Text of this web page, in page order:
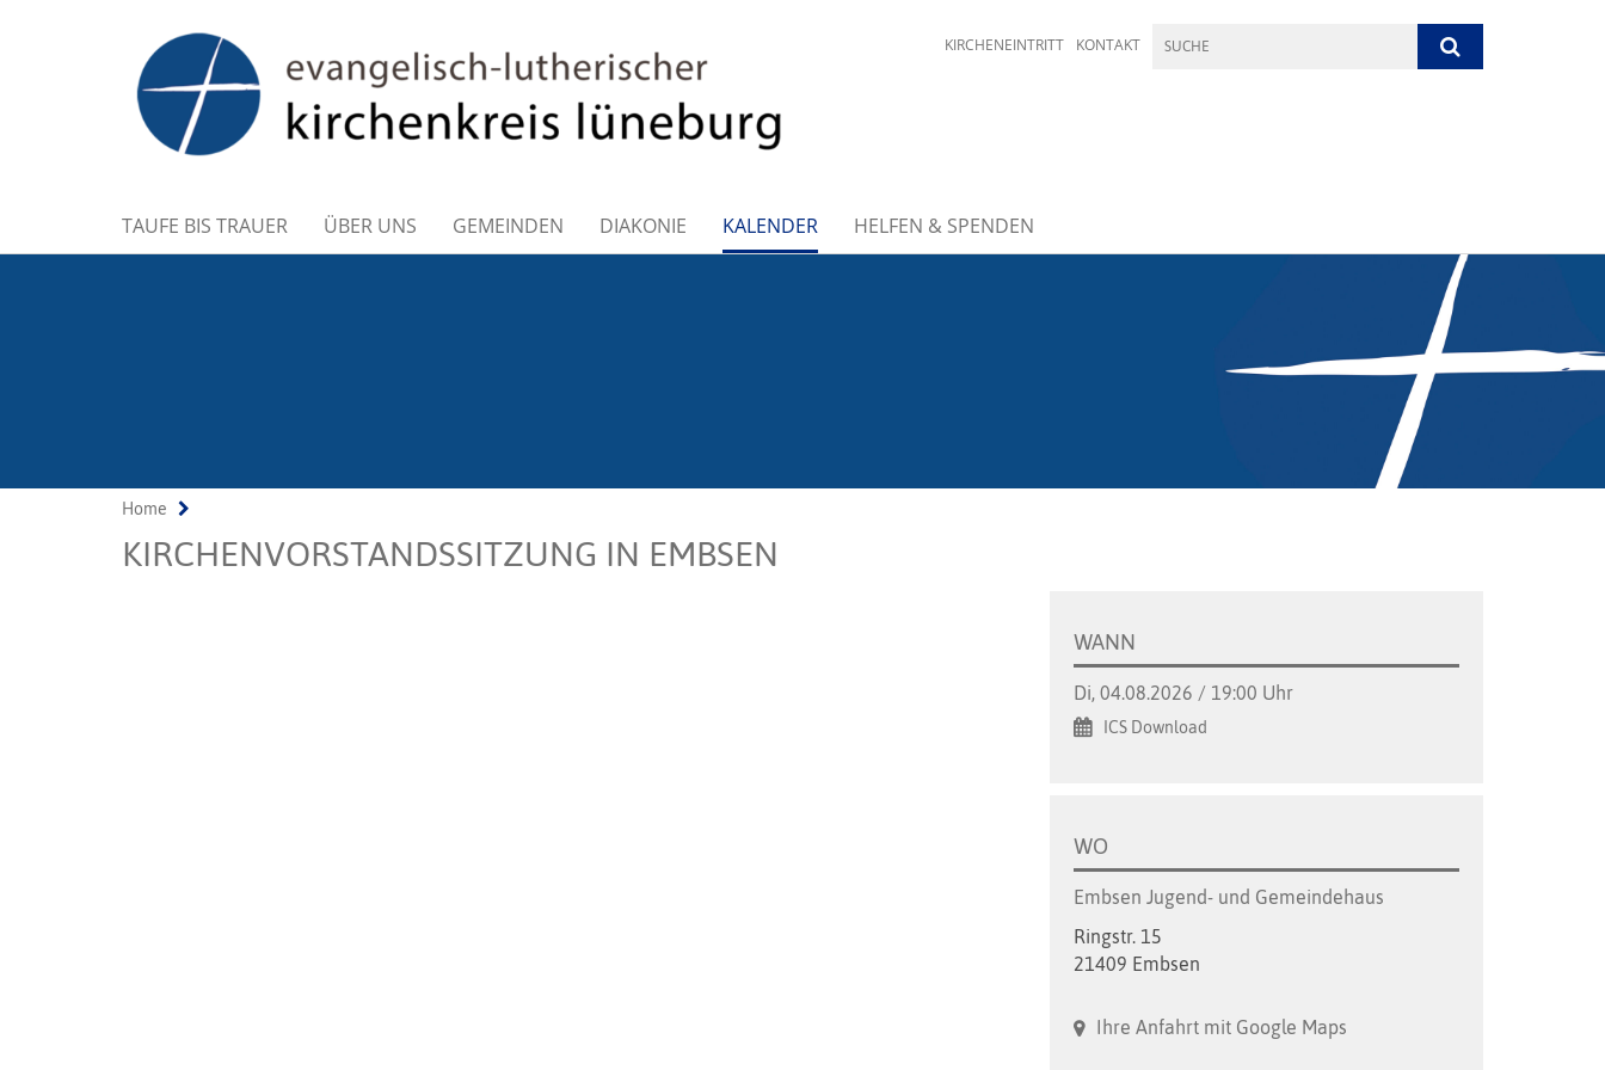
KIRCHENEINTRITT KONTAKT
TAUFE BIS TRAUER ÜBER UNS GEMEINDEN DIAKONIE KALENDER HELFEN & SPENDEN
Home
KIRCHENVORSTANDSSITZUNG IN EMBSEN
WANN
Di, 04.08.2026 / 19:00 Uhr
ICS Download
WO
Embsen Jugend- und Gemeindehaus
Ringstr. 15
21409 Embsen
Ihre Anfahrt mit Google Maps